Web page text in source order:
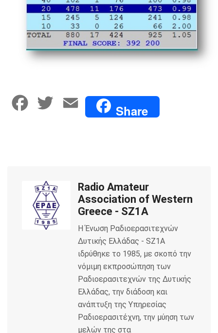
b
o
t
e
E
l
Share
Radio Amateur
Association of Western
Greece - SZ1A
Η Ένωση Ραδιοερασιτεχνών
Δυτικής Ελλάδας - SZ1A
ιδρύθηκε το 1985, με σκοπό την
νόμιμη εκπροσώπηση των
Ραδιοερασιτεχνών της Δυτικής
Ελλάδας, την διάδοση και
ανάπτυξη της Υπηρεσίας
Ραδιοερασιτέχνη, την μύηση των
μελών της στα